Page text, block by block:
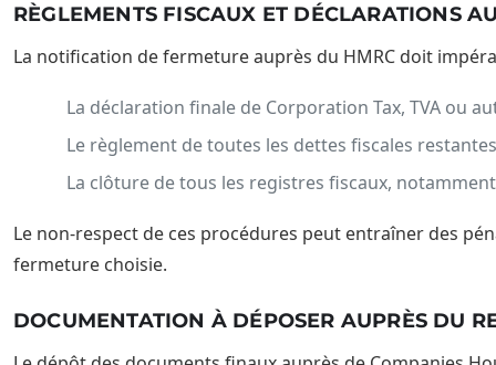
RÈGLEMENTS FISCAUX ET DÉCLARATIONS
La notification de fermeture auprès du HMRC doit
La déclaration finale de Corporation Tax, TVA ou
Le règlement de toutes les dettes fiscales
La clôture de tous les registres fiscaux, notamment
Le non-respect de ces procédures peut entraîner des
fermeture choisie.
DOCUMENTATION À DÉPOSER AUPRÈS DU